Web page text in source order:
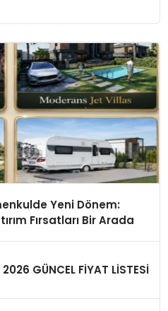
Yeni Dönem:
Fırsatları Bir Arada
2026 GÜNCEL FİYAT LİSTESİ